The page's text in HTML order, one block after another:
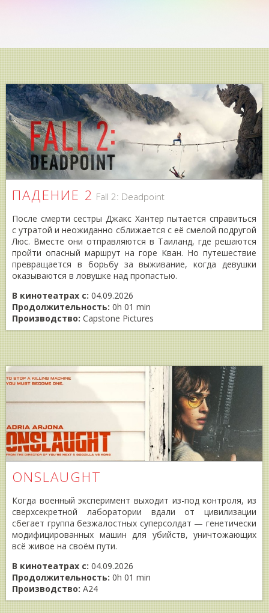
ПАДЕНИЕ 2 Fall 2: Deadpoint
После смерти сестры Джакс Хантер пытается справиться
с утратой и неожиданно сближается с её смелой подругой
Люс. Вместе они отправляются в Таиланд, где решаются
пройти опасный маршрут на горе Кван. Но путешествие
превращается в борьбу за выживание, когда девушки
оказываются в ловушке над пропастью.
В кинотеатрах с: 04.09.2026
Продолжительность: 0h 01 min
Производство: Capstone Pictures
ONSLAUGHT
Когда военный эксперимент выходит из-под контроля, из
сверхсекретной лаборатории вдали от цивилизации
сбегает группа безжалостных суперсолдат — генетически
модифицированных машин для убийств, уничтожающих
всё живое на своём пути.
В кинотеатрах с: 04.09.2026
Продолжительность: 0h 01 min
Производство: A24